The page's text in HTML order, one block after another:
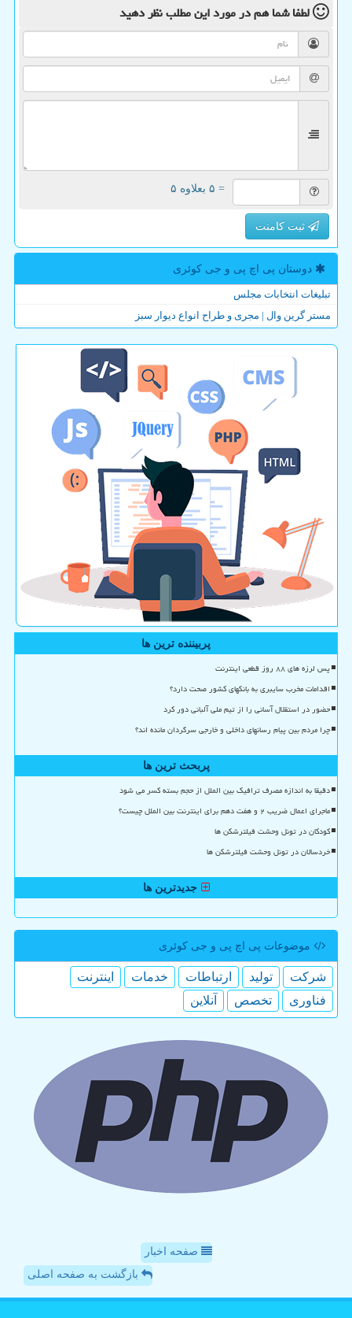
لطفا شما همدر مورد این مطلبنظر دهید
= ۵ بعلاوه ۵
ثبت کامنت
دوستان پی اچ پی و جی كوئری
تبلیغات انتخابات مجلس
مستر گرین وال | مجری و طراح انواع دیوار سبز
پربیننده ترین ها
پس لرزه های ۸۸ روز قطعی اینترنت
اقدامات مخرب سایبری به بانکهای کشور صحت دارد؟
حضور در استقلال آسانی را از تیم ملی آلبانی دور کرد
چرا مردم بین پیام رسانهای داخلی و خارجی سرگردان مانده اند؟
پربحث ترین ها
دقیقا به اندازه مصرف ترافیک بین الملل از حجم بسته کسر می شود
ماجرای اعمال ضریب ۲ و هفت دهم برای اینترنت بین الملل چیست؟
کودکان در تونل وحشت فیلترشکن ها
خردسالان در تونل وحشت فیلترشکن ها
جدیدترین ها
موضوعات پی اچ پی و جی كوئری
شركت تولید ارتباطات خدمات
اینترنت
فناوری
تخصص آنلاین
صفحه اخبار
بازگشت به صفحه اصلی